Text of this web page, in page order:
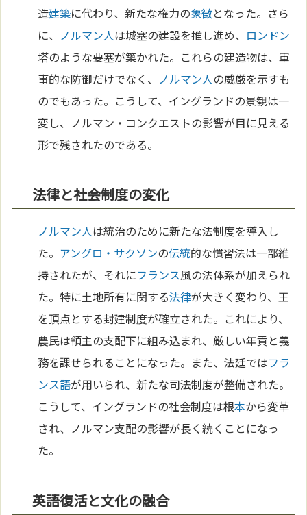
造建築に代わり、新たな権力の象徴となった。さら
に、 ノルマン人は城塞の建設を推し進め、 ロンドン
塔のような要塞が築かれた。これらの建造物は、軍
事的な防御だけでなく、 ノルマン人の威厳を示すも
のでもあった。こうして、イングランドの景観は一
変し、ノルマン・コンクエストの影響が目に見える
形で残されたのである。
法律と社会制度の変化
ノルマン人は統治のために新たな法制度を導入し
た。 アングロ・サクソンの伝統的な慣習法は一部維
持されたが、それにフランス風の法体系が加えられ
た。特に土地所有に関する法律が大きく変わり、王
を頂点とする封建制度が確立された。これにより、
農民は領主の支配下に組み込まれ、厳しい年貢と義
務を課せられることになった。また、法廷ではフラ
ンス語が用いられ、新たな司法制度が整備された。
こうして、イングランドの社会制度は根本から変革
され、ノルマン支配の影響が長く続くことになっ
た。
英語復活と文化の融合